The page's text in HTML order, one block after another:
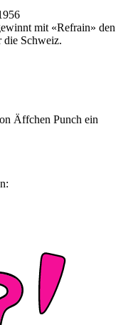
mit «Refrain» den
die Schweiz.
Äffchen Punch ein